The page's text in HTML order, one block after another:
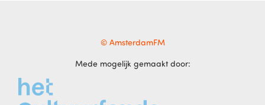
© AmsterdamFM
Mede mogelijk gemaakt door: